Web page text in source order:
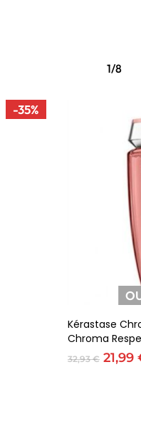
1/8
-35%
Kérastase
Chroma
32,93€ O
21,99